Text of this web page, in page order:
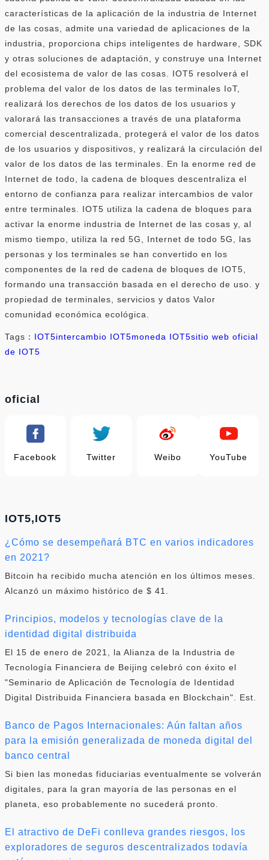
características de la aplicación de la industria de Internet
de las cosas, admite una variedad de aplicaciones de la
industria, proporciona chips inteligentes de hardware, SDK
y otras soluciones de adaptación, y construye una Internet
del ecosistema de valor de las cosas. IOT5 resolverá el
problema del valor de los datos de las terminales IoT,
realizará los derechos de los datos de los usuarios y
valorará las transacciones a través de una plataforma
comercial descentralizada, protegerá el valor de los datos
de los usuarios y dispositivos, y realizará la circulación del
valor de los datos de las terminales. En la enorme red de
Internet de todo, la cadena de bloques descentraliza el
entorno de confianza para realizar intercambios de valor
entre terminales. IOT5 utiliza la cadena de bloques para
activar la enorme industria de Internet de las cosas y, al
mismo tiempo, utiliza la red 5G, Internet de todo 5G, las
personas y los terminales se han convertido en los
componentes de la red de cadena de bloques de IOT5,
formando una transacción basada en el derecho de uso. y
propiedad de terminales, servicios y datos Valor
comunidad económica ecológica.
Tags： IOT5intercambio IOT5moneda IOT5sitio web oficial
de IOT5
oficial
Facebook Twitter Weibo YouTube
IOT5,IOT5
¿Cómo se desempeñará BTC en varios indicadores
en 2021?
Bitcoin ha recibido mucha atención en los últimos meses.
Alcanzó un máximo histórico de $ 41.
Principios, modelos y tecnologías clave de la
identidad digital distribuida
El 15 de enero de 2021, la Alianza de la Industria de
Tecnología Financiera de Beijing celebró con éxito el
"Seminario de Aplicación de Tecnología de Identidad
Digital Distribuida Financiera basada en Blockchain". Est.
Banco de Pagos Internacionales: Aún faltan años
para la emisión generalizada de moneda digital del
banco central
Si bien las monedas fiduciarias eventualmente se volverán
digitales, para la gran mayoría de las personas en el
planeta, eso probablemente no sucederá pronto.
El atractivo de DeFi conlleva grandes riesgos, los
exploradores de seguros descentralizados todavía